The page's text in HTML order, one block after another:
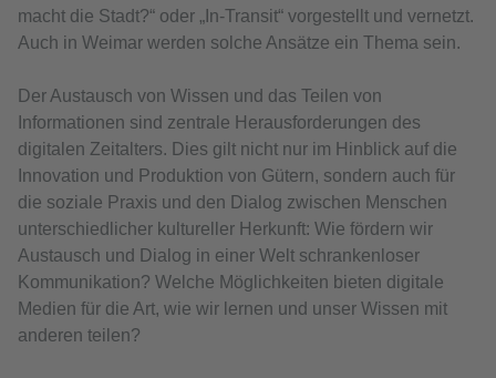
macht die Stadt?“ oder „In-Transit“ vorgestellt und vernetzt.
Auch in Weimar werden solche Ansätze ein Thema sein.
Der Austausch von Wissen und das Teilen von
Informationen sind zentrale Herausforderungen des
digitalen Zeitalters. Dies gilt nicht nur im Hinblick auf die
Innovation und Produktion von Gütern, sondern auch für
die soziale Praxis und den Dialog zwischen Menschen
unterschiedlicher kultureller Herkunft: Wie fördern wir
Austausch und Dialog in einer Welt schrankenloser
Kommunikation? Welche Möglichkeiten bieten digitale
Medien für die Art, wie wir lernen und unser Wissen mit
anderen teilen?